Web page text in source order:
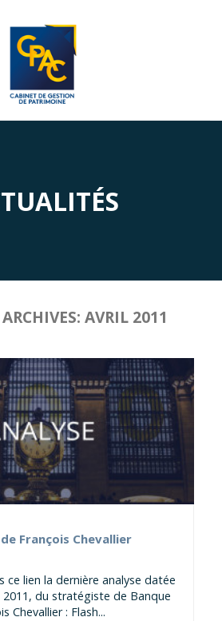
AVRIL 2011
François Chevallier
ce lien la dernière analyse datée
du stratégiste de Banque
Chevallier : Flash...